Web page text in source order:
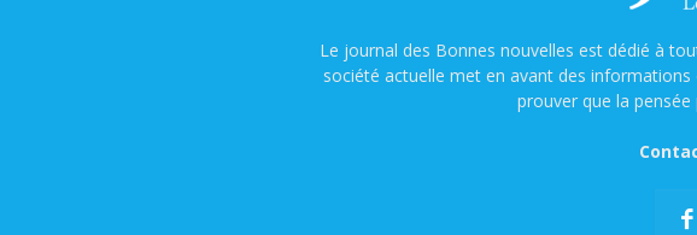
Le journal des Bonnes nouvelles est dédié à
société actuelle met en avant des informations
prouver que la